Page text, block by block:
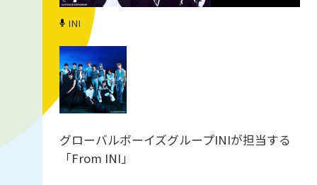
INI
グローバルボーイズグループINIが担当する
「From INI」